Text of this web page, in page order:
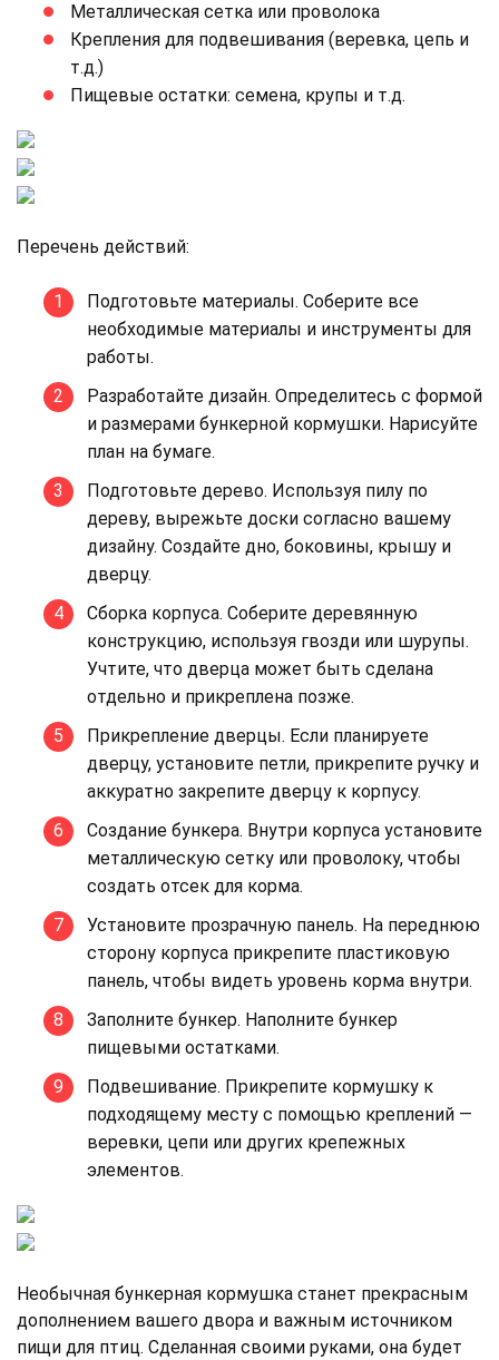
Металлическая сетка или проволока
Крепления для подвешивания (веревка, цепь и
т.д.)
Пищевые остатки: семена, крупы и т.д.
Перечень действий:
Подготовьте материалы. Соберите все
необходимые материалы и инструменты для
работы.
Разработайте дизайн. Определитесь с формой
и размерами бункерной кормушки. Нарисуйте
план на бумаге.
Подготовьте дерево. Используя пилу по
дереву, вырежьте доски согласно вашему
дизайну. Создайте дно, боковины, крышу и
дверцу.
Сборка корпуса. Соберите деревянную
конструкцию, используя гвозди или шурупы.
Учтите, что дверца может быть сделана
отдельно и прикреплена позже.
Прикрепление дверцы. Если планируете
дверцу, установите петли, прикрепите ручку и
аккуратно закрепите дверцу к корпусу.
Создание бункера. Внутри корпуса установите
металлическую сетку или проволоку, чтобы
создать отсек для корма.
Установите прозрачную панель. На переднюю
сторону корпуса прикрепите пластиковую
панель, чтобы видеть уровень корма внутри.
Заполните бункер. Наполните бункер
пищевыми остатками.
Подвешивание. Прикрепите кормушку к
подходящему месту с помощью креплений —
веревки, цепи или других крепежных
элементов.
Необычная бункерная кормушка станет прекрасным
дополнением вашего двора и важным источником
пищи для птиц. Сделанная своими руками, она будет